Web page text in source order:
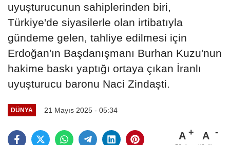
uyuşturucunun sahiplerinden biri,
Türkiye'de siyasilerle olan irtibatıyla
gündeme gelen, tahliye edilmesi için
Erdoğan'ın Başdanışmanı Burhan Kuzu'nun
hakime baskı yaptığı ortaya çıkan İranlı
uyuşturucu baronu Naci Zindaşti.
DÜNYA 21 Mayıs 2025 - 05:34
A A